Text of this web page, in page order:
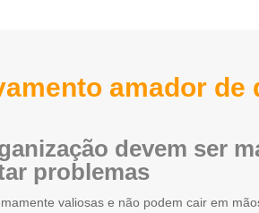
amador de
devem ser
problemas
valiosas e não podem cair em